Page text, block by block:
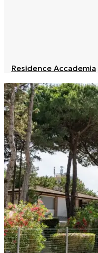
Residence Accademia